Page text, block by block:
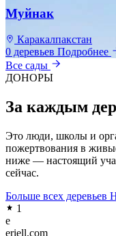
Муйнак
Каракалпакстан
0 деревьев Подробнее
Все сады
ДОНОРЫ
За каждым
Это люди, школы и
пожертвования в
ниже — настоящий
сейчас.
Больше всех деревьев
1
e
eriell.com